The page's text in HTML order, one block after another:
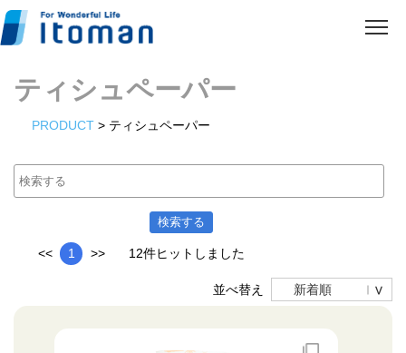
ティシュペーパー
PRODUCT > ティシュペーパー
<< 1 >> 12件ヒットしました
並べ替え